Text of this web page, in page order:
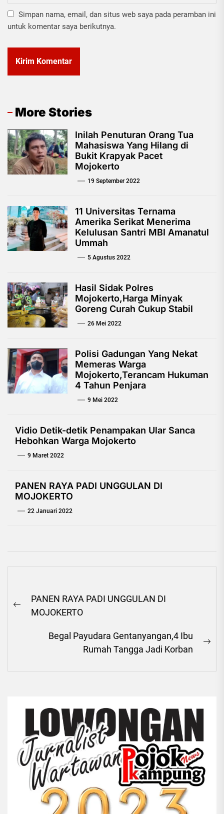
Simpan nama, email, dan situs web saya pada peramban ini
untuk komentar saya berikutnya.
More Stories
Inilah Penuturan Orang Tua
Mahasiswa Yang Hilang di
Bukit Krapyak Pacet
Mojokerto
19 September 2022
11 Universitas Ternama
Amerika Serikat Menerima
Kelulusan Santri MBI Amanatul
Ummah
5 Agustus 2022
Hasil Sidak Polres
Mojokerto,Harga Minyak
Goreng Curah Cukup Stabil
26 Mei 2022
Polisi Gadungan Yang Nekat
Memeras Warga
Mojokerto,Terancam Hukuman
4 Tahun Penjara
9 Mei 2022
Vidio Detik-detik Penampakan Ular Sanca
Hebohkan Warga Mojokerto
9 Maret 2022
PANEN RAYA PADI UNGGULAN DI
MOJOKERTO
22 Januari 2022
pos
Previous
PANEN RAYA PADI UNGGULAN DI
MOJOKERTO
Begal Payudara Gentanyangan,4 Ibu
Rumah Tangga Jadi Korban